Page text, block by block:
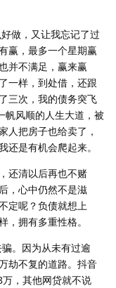
做，又让我忘记了过
赢，最多一个星期赢
并不满足，赢来赢
一样，到处借，还跟
三次，我的债务突飞
帆风顺的人生大道，被
人把房子也给卖了，
是有机会爬起来。
还清以后再也不赌
，心中仍然不是滋
定呢？负债就想上
，拥有多重性格。
。因为从未有过逾
劫不复的道路。抖音
，其他网贷就不说